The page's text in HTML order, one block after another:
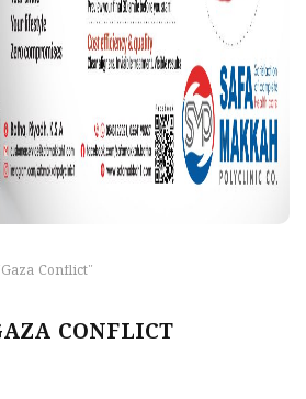
Conflict"
CONFLICT